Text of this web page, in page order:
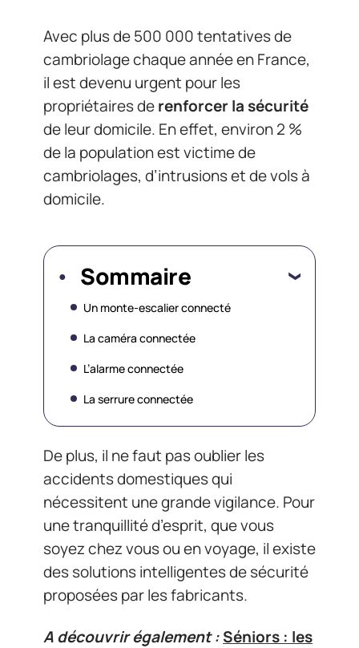
Avec plus de 500 000 tentatives de
cambriolage chaque année en France,
il est devenu urgent pour les
propriétaires derenforcer la sécurité
de leur domicile. En effet, environ 2 %
de la population est victime de
cambriolages, d’intrusions et de vols à
domicile.
Sommaire
Un monte-escalier connecté
La caméra connectée
L’alarme connectée
La serrure connectée
De plus, il ne faut pas oublier les
accidents domestiques qui
nécessitent une grande vigilance. Pour
une tranquillité d’esprit, que vous
soyez chez vous ou en voyage, il existe
des solutions intelligentes de sécurité
proposées par les fabricants.
A découvrir également :Séniors : les